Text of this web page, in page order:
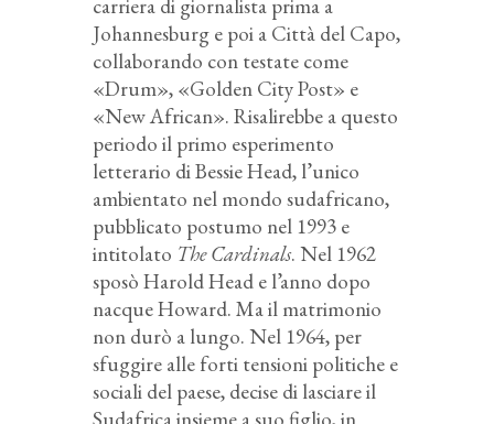
carriera di giornalista prima a
Johannesburg e poi a Città del Capo,
collaborando con testate come
«Drum», «Golden City Post» e
«New African». Risalirebbe a questo
periodo il primo esperimento
letterario di Bessie Head, l’unico
ambientato nel mondo sudafricano,
pubblicato postumo nel 1993 e
intitolato The Cardinals. Nel 1962
sposò Harold Head e l’anno dopo
nacque Howard. Ma il matrimonio
non durò a lungo. Nel 1964, per
sfuggire alle forti tensioni politiche e
sociali del paese, decise di lasciare il